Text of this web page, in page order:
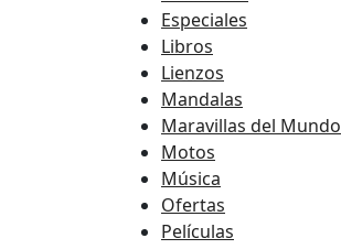
Especiales
Libros
Lienzos
Mandalas
Maravillas del Mundo
Motos
Música
Ofertas
Películas